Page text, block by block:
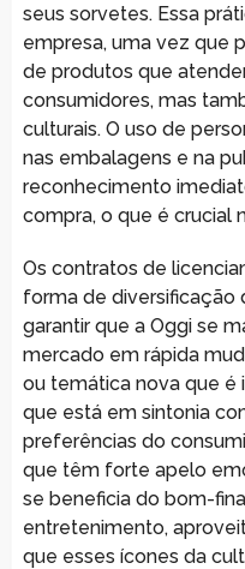
seus sorvetes. Essa
empresa, uma vez que
de produtos que
consumidores, mas
culturais. O uso de
nas embalagens e na
reconhecimento
compra, o que é crucial
Os contratos de
forma de diversificação
garantir que a Oggi se
mercado em rápida
ou temática nova que é
que está em sintonia
preferências do
que têm forte apelo
se beneficia do bom-
entretenimento,
que esses ícones da